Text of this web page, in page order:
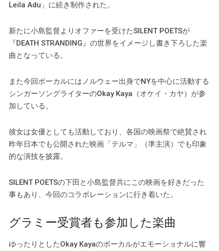
Leila Adu」に続き制作された。
新たに小島監督よりオファーを受けたSILENT POETSが
『DEATH STRANDING』の世界をイメージし書き下ろした楽
曲となっている。
また今回ボーカルにはノルウェー出身でNYを中心に活動する
シンガーソングライターのOkay Kaya（オケイ・カヤ）が参
加している。
彼女は女優としても活動しており、各国の映画祭で絶賛され
昨年日本でも公開された映画「テルマ」（準主演）でも印象
的な演技を披露。
SILENT POETSの下田と小島監督共にこの映画を好きだった
事もあり、今回のコラボレーションに行き着いた。
グラミー受賞者も参加した楽曲
ゆったりとしたOkay Kayaのボーカルがエモーショナルに響